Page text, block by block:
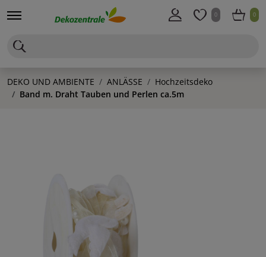
0 0
DEKO UND AMBIENTE ANLÄSSE
Hochzeitsdeko
Band m. Draht Tauben und Perlen ca.5m